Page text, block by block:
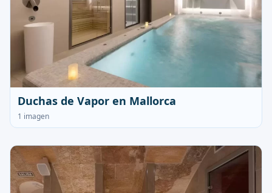
Duchas de Vapor en Mallorca
1 imagen